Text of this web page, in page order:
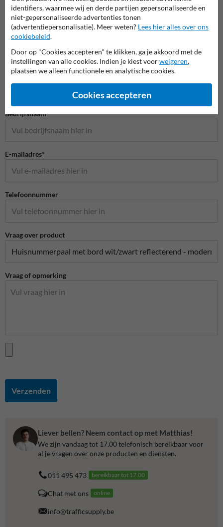
Stel je vraag aan Huisnummerpaal.be
Naam*
Bedrijfsnaam
E-mailadres*
Telefoonnummer
Vraag over product
Vraag of opmerking
Verzenden
Liever bellen? Neem contact op met Matthias!
We zijn vandaag tot 17.00 telefonisch bereikbaar voor
al je vragen over onze producten en diensten.
011 495 473 bereikbaar tot 17.00
Chat met ons online
info@trafficsupply.be
identifiers, waarmee wij en derde partijen gepersonaliseerde en
niet-gepersonaliseerde advertenties tonen
(advertentiepersonalisatie). Meer weten? Lees hier alles over ons
cookiebeleid.
Door op "Cookies accepteren" te klikken, ga je akkoord met de
instellingen van alle cookies. Indien je kiest voorweigeren,
plaatsen we alleen functionele en analytische cookies.
Cookies accepteren